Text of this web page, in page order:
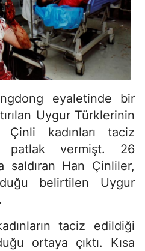
eyaletinde bir
Uygur Türklerinin
Çinli kadınları taciz
patlak vermişt. 26
saldıran Han Çinliler,
belirtilen Uygur
taciz edildiği
ortaya çıktı. Kısa